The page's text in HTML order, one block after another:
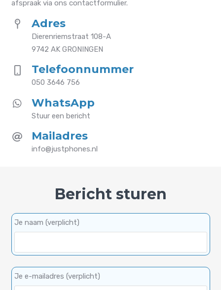
afspraak via ons contactformulier.
Adres
Dierenriemstraat 108-A
9742 AK GRONINGEN
Telefoonnummer
050 3646 756
WhatsApp
Stuur een bericht
Mailadres
info@justphones.nl
Bericht sturen
Je naam (verplicht)
Je e-mailadres (verplicht)